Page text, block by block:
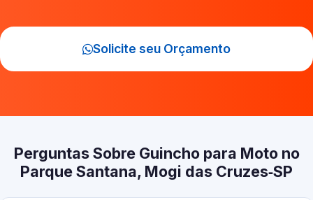
Solicite seu Orçamento
Perguntas Sobre Guincho para Moto no
Parque Santana, Mogi das Cruzes‑SP